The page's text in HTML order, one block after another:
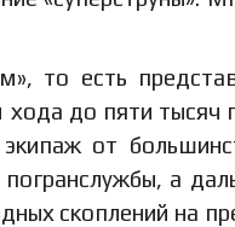
то есть
до пяти тысяч
от
погранслужбы, а
скоплений на